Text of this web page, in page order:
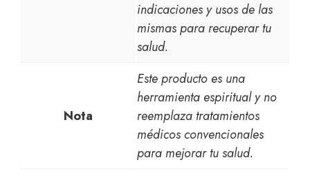
indicaciones y usos de las
mismas para recuperar tu
salud.
Nota
Este producto es una
herramienta espiritual y no
reemplaza tratamientos
médicos convencionales
para mejorar tu salud.